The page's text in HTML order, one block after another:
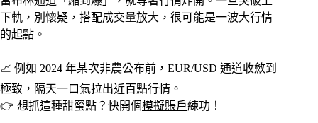
下軌，別懷疑，搭配成交量放大，很可能是一波大行情
的起點。
📈 例如 2024 年某次非農公布前，EUR/USD 通道收斂到
極致，隔天一口氣拉出近百點行情。
👉 想抓這種甜蜜點？快開個模擬賬戶練功！